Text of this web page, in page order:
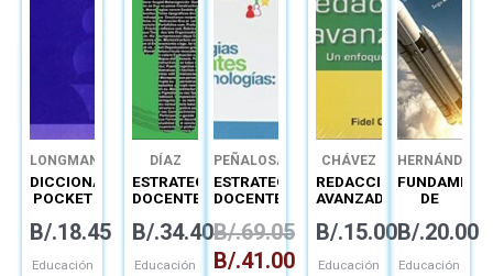
LONGMAN
DICCIONARIO
POCKET
B/.18.45
Educación
DÍAZ
ESTRATEGIAS
DOCENTES
APRENDIZAJE
SIGNIFICATIVO
B/.34.40
Educación
PEÑALOSA
ESTRATEGIAS
DOCENTES
TECNOLOGÍA
LIBRO
FÍSICO +
B/.69.05
B/.41.00
CHÁVEZ
REDACCIÓN
AVANZADA
B/.15.00
Educación
HERNÁNDEZ
DE
B/.20.00
Educación